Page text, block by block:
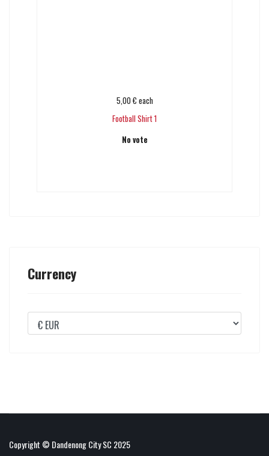
5,00 € each
Football Shirt 1
No vote
Currency
Copyright © Dandenong City SC 2025